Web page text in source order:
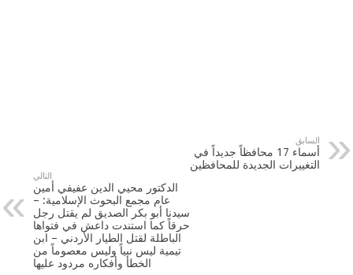
السابق
أسماء 17 محافظاً جديداً في
التغييرات الجديدة للمحافظين
التالي
الدكتور محيي الدين عفيفي أمين
عام مجمع البحوث الإسلامية: –
سيدنا أبو بكر الصديق لم يقتل رجل
حرقاً كما استندت داعش في فتواها
الباطلة لقتل الطيار الأردني – ابن
تيمية ليس نبياً وليس معصوماً من
الخطأ وأفكاره مردود عليها